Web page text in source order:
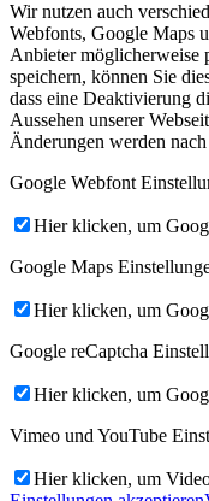
Wir nutzen auch
Webfonts, Google Maps
Anbieter möglicherweise
speichern, können Sie
dass eine Deaktivierung
Aussehen unserer
Änderungen werden
Google Webfont
Hier klicken, um
Google Maps
Hier klicken, um
Google reCaptcha
Hier klicken, um
Vimeo und YouTube
Hier klicken, um